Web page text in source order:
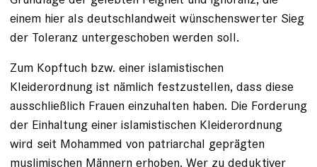
einem hier als deutschlandweit wünschenswerter Sieg
der Toleranz untergeschoben werden soll.
Zum Kopftuch bzw. einer islamistischen
Kleiderordnung ist nämlich festzustellen, dass diese
ausschließlich Frauen einzuhalten haben. Die Forderung
der Einhaltung einer islamistischen Kleiderordnung
wird seit Mohammed von patriarchal geprägten
muslimischen Männern erhoben. Wer zu deduktiver